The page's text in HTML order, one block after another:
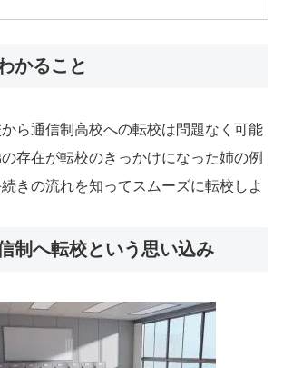
かること
ら通信制高校への転校は問題なく可能
存在が転校のきっかけになった姉の例
きの流れを知ってスムーズに転校しよ
制へ転校という思い込み